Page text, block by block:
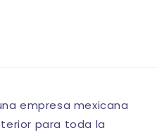
empresa mexicana
para toda la